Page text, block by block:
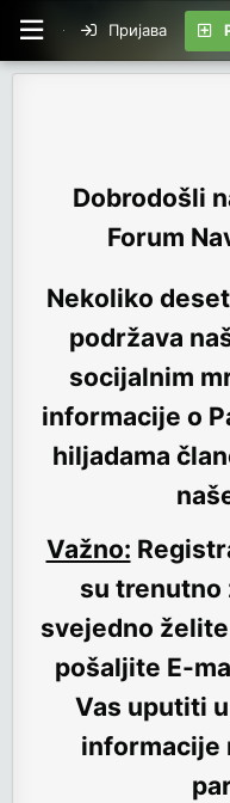
Пријава
Dobrodošli
Forum
Nekoliko
podržava
socijalnim
informacije o
hiljadama
Važno:
su trenutno
svejedno
pošaljite E-
Vas uputiti
informacije